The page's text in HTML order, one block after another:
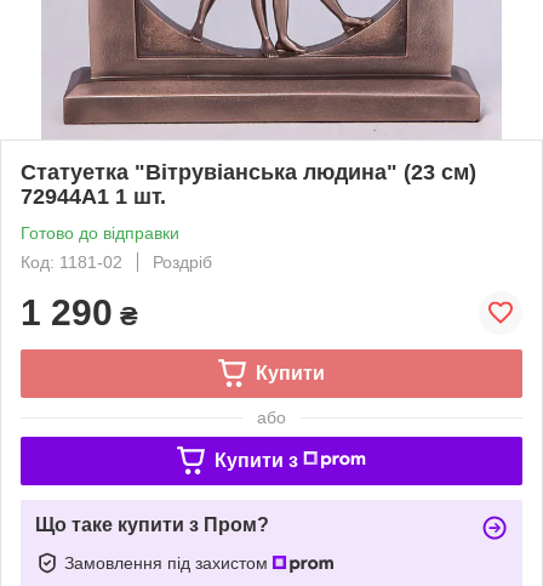
Статуетка "Вітрувіанська людина" (23 см)
72944A1 1 шт.
Готово до відправки
Код: 1181-02
Роздріб
1 290 ₴
Купити
або
Купити з
Що таке купити з Пром?
Замовлення під захистом